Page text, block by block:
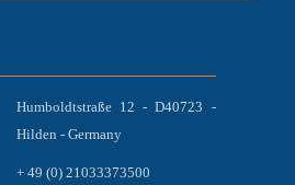
Humboldtstraße 12 - D40723 -
Hilden - Germany
+ 49 (0) 21033373500